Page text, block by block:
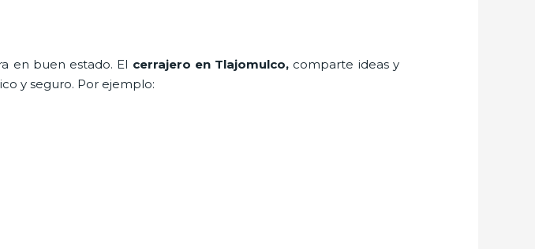
en buen estado. El cerrajero en Tlajomulco, comparte ideas y
y seguro. Por ejemplo: